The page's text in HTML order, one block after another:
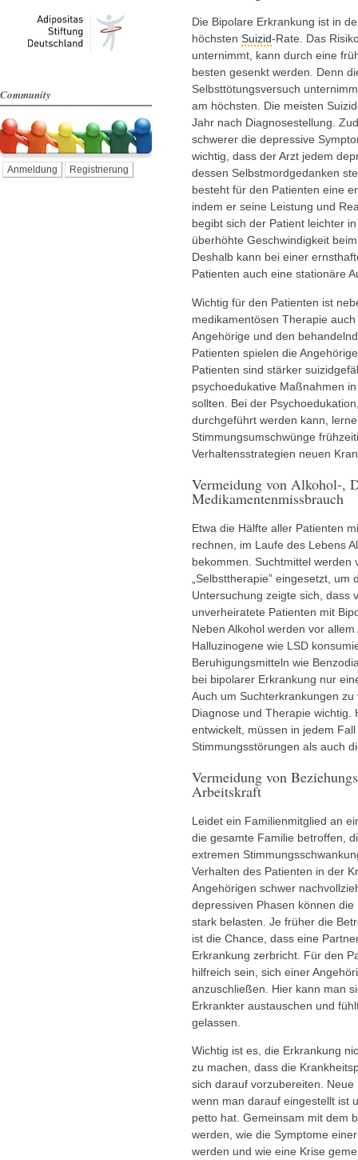
Community
Anmeldung Registrierung
Die Bipolare Erkrankung ist in
höchsten Suizid-Rate. Das
unternimmt, kann durch eine
besten gesenkt werden. Denn
Selbsttötungsversuch
am höchsten. Die meisten
Jahr nach Diagnosestellung.
schwerer die depressive
wichtig, dass der Arzt jedem
dessen Selbstmordgedanken
besteht für den Patienten eine
indem er seine Leistung und
begibt sich der Patient leichter
überhöhte Geschwindigkeit
Deshalb kann bei einer
Patienten auch eine stationäre
Wichtig für den Patienten ist
medikamentösen Therapie
Angehörige und den
Patienten spielen die
Patienten sind stärker
psychoedukative Maßnahmen
sollten. Bei der
durchgeführt werden kann,
Stimmungsumschwünge
Verhaltensstrategien neuen
Vermeidung von Alkohol-,
Medikamentenmissbrauch
Etwa die Hälfte aller Patienten
rechnen, im Laufe des Lebens
bekommen. Suchtmittel werden
„Selbsttherapie” eingesetzt,
Untersuchung zeigte sich, dass
unverheiratete Patienten mit
Neben Alkohol werden vor
Halluzinogene wie LSD
Beruhigungsmitteln wie
bei bipolarer Erkrankung nur
Auch um Suchterkrankungen
Diagnose und Therapie wichtig.
entwickelt, müssen in jedem
Stimmungsstörungen als auch
Vermeidung von
Arbeitskraft
Leidet ein Familienmitglied an
die gesamte Familie betroffen,
extremen
Verhalten des Patienten in der
Angehörigen schwer
depressiven Phasen können
stark belasten. Je früher die
ist die Chance, dass eine
Erkrankung zerbricht. Für den
hilfreich sein, sich einer
anzuschließen. Hier kann man
Erkrankter austauschen und
gelassen.
Wichtig ist es, die Erkrankung
zu machen, dass die
sich darauf vorzubereiten.
wenn man darauf eingestellt ist
petto hat. Gemeinsam mit dem
werden, wie die Symptome
werden und wie eine Krise